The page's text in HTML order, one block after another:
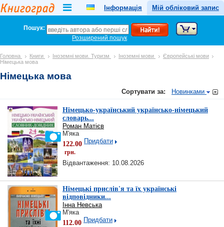
Інформація Мій обліковий запис
Пошук:
Розширений пошук
Головна Книги Іноземні мови. Туризм Іноземні мови
Європейські мови
Німецька мова
Німецька мова
Сортувати за: Новинками
Німецько-український українсько-німецький
словарь...
Роман Матієв
М'яка
122.00
грн.
Придбати
Відвантаження: 10.08.2026
Німецькі прислів'я та їх українські
відповідники...
Інна Невська
М'яка
112.00 Придбати